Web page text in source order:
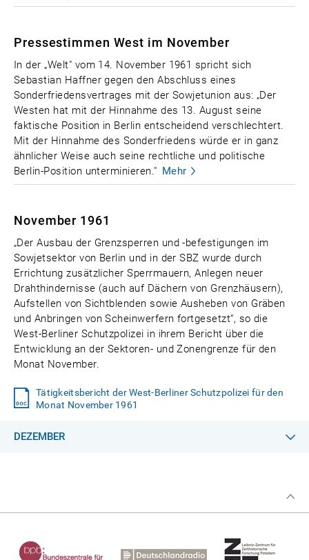
Pressestimmen West im November
In der „Welt" vom 14. November 1961 spricht sich
Sebastian Haffner gegen den Abschluss eines
Sonderfriedensvertrages mit der Sowjetunion aus: „Der
Westen hat mit der Hinnahme des 13. August seine
faktische Position in Berlin entscheidend verschlechtert.
Mit der Hinnahme des Sonderfriedens würde er in ganz
ähnlicher Weise auch seine rechtliche und politische
Berlin-Position unterminieren." Mehr
November 1961
„Der Ausbau der Grenzsperren und -befestigungen im
Sowjetsektor von Berlin und in der SBZ wurde durch
Errichtung zusätzlicher Sperrmauern, Anlegen neuer
Drahthindernisse (auch auf Dächern von Grenzhäusern),
Aufstellen von Sichtblenden sowie Ausheben von Gräben
und Anbringen von Scheinwerfern fortgesetzt“, so die
West-Berliner Schutzpolizei in ihrem Bericht über die
Entwicklung an der Sektoren- und Zonengrenze für den
Monat November.
Tätigkeitsbericht der West-Berliner Schutzpolizei für den
Monat November 1961
DEZEMBER